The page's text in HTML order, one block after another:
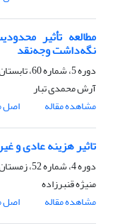
مطالعه تأثیر
نگه‌داشت وجه‌نقد
دوره 5، شماره 60، تابستان 1401، صفحه
آرش محمدی تبار
مشاهده مقاله
اصل
تاثیر هزینه عادی و
دوره 4، شماره 52، زمستان 1400، صفحه
منیژه قنبرزاده
مشاهده مقاله
اصل